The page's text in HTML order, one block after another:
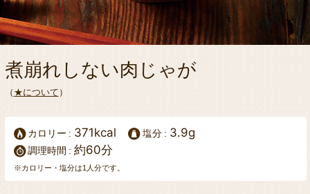
煮崩れしない肉じゃが
（ ★について ）
カロリー 371kcal 塩分 3.9g
調理時間 約60分
※カロリー・塩分は1人分です。